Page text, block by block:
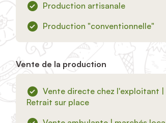
Production artisanale
Production "conventionnelle"
Vente de la production
Vente directe chez l'exploitant |
Retrait sur place